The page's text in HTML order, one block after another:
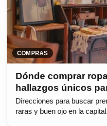
COMPRAS
Dónde comprar
hallazgos únicos
Direcciones para buscar
raras y buen ojo en la capital.